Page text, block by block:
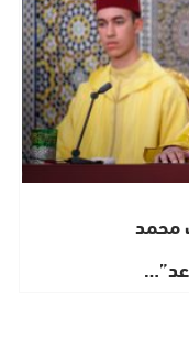
الملك محمد